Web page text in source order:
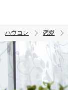
トレンド ワード
ハウコレ 恋愛